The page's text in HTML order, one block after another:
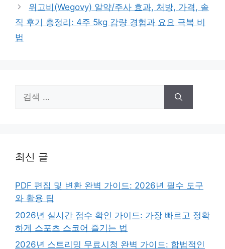
위고비(Wegovy) 알약/주사 효과, 처방, 가격, 솔
직 후기 총정리: 4주 5kg 감량 경험과 요요 극복 비
법
색:
최신 글
PDF 편집 및 변환 완벽 가이드: 2026년 필수 도구
와 활용 팁
2026년 실시간 점수 확인 가이드: 가장 빠르고 정확
하게 스포츠 스코어 즐기는 법
2026년 스트리밍 무료시청 완벽 가이드: 합법적인